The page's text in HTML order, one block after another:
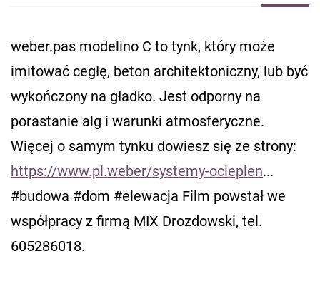
weber.pas modelino C to tynk, który może
imitować cegłę, beton architektoniczny, lub być
wykończony na gładko. Jest odporny na
porastanie alg i warunki atmosferyczne.
Więcej o samym tynku dowiesz się ze strony:
https://www.pl.weber/systemy-ocieplen...​
#budowa​ #dom​ #elewacja​ Film powstał we
współpracy z firmą MIX Drozdowski, tel.
605286018.